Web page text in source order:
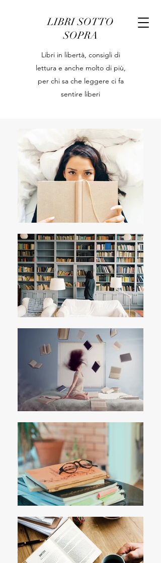
LIBRI SOTTO
SOPRA
Libri in libertà, consigli di
lettura e anche molto di più,
per chi sa che leggere ci fa
sentire liberi